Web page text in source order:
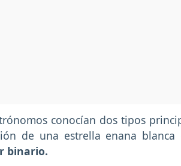
conocían dos tipos
de una estrella enana blanca
binario.